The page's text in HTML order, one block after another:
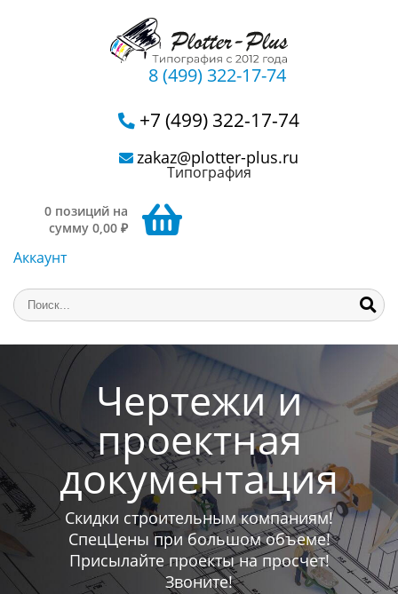
8 (499) 322-17-74
+7 (499) 322-17-74
zakaz@plotter-plus.ru
Типография
0 позиций на
сумму 0,00 ₽
Аккаунт
Чертежи и
проектная
документация
Скидки строительным компаниям!
СпецЦены при большом объеме!
Присылайте проекты на просчет!
Звоните!